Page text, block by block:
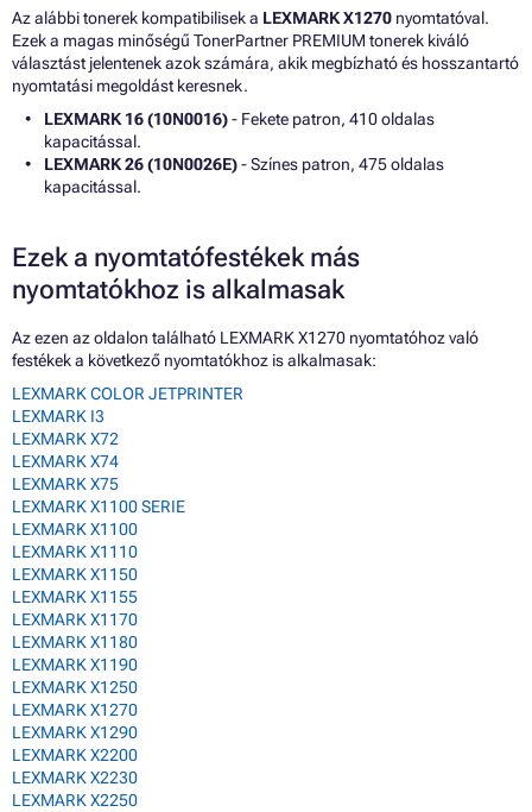
Az alábbi tonerek kompatibilisek a LEXMARK X1270 nyomtatóval.
Ezek a magas minőségű TonerPartner PREMIUM tonerek kiváló
választást jelentenek azok számára, akik megbízható és hosszantartó
nyomtatási megoldást keresnek.
LEXMARK 16 (10N0016)- Fekete patron, 410 oldalas
kapacitással.
LEXMARK 26 (10N0026E)- Színes patron, 475 oldalas
kapacitással.
Ezek a nyomtatófestékek más
nyomtatókhoz is alkalmasak
Az ezen az oldalon található LEXMARK X1270 nyomtatóhoz való
festékek a következő nyomtatókhoz is alkalmasak:
LEXMARK COLOR JETPRINTER
LEXMARK I3
LEXMARK X72
LEXMARK X74
LEXMARK X75
LEXMARK X1100 SERIE
LEXMARK X1100
LEXMARK X1110
LEXMARK X1150
LEXMARK X1155
LEXMARK X1170
LEXMARK X1180
LEXMARK X1190
LEXMARK X1250
LEXMARK X1270
LEXMARK X1290
LEXMARK X2200
LEXMARK X2230
LEXMARK X2250